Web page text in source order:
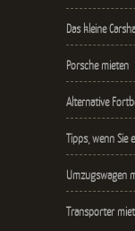
Das kleine
Porsche mieten
Alternative
Tipps, wenn Sie
Umzugswagen
Transporter